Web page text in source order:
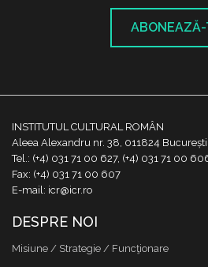
ABONEAZĂ-
INSTITUTUL CULTURAL ROMÂN
Aleea Alexandru nr. 38, 011824
Tel.: (+4) 031 71 00 627, (+4) 031 71 00
Fax: (+4) 031 71 00 607
E-mail: icr@icr.ro
DESPRE NOI
Misiune / Strategie / Funcţionare